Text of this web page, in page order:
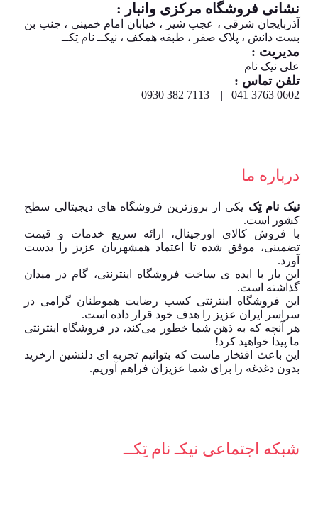
نشانی فروشگاه مرکزی وانبار :
آذربایجان شرقی ، عجب شیر ، خیابان امام خمینی ، جنب بن
بست دانش ، پلاک صفر ، طبقه همکف ، نیکــ نام تِکــ
مدیریت :
علی نیک نام
تلفن تماس :
0602 3763 041 | 7113 382 0930
درباره ما
نیک نام تِک یکی از بروزترین فروشگاه های دیجیتالی سطح
کشور است.
با فروش کالای اورجینال، ارائه سریع خدمات و قیمت
تضمینی، موفق شده تا اعتماد همشهریان عزیز را بدست
آورد.
این بار با ایده ی ساخت فروشگاه اینترنتی، گام در میدان
گذاشته است.
این فروشگاه اینترنتی کسب رضایت هموطنان گرامی در
سراسر ایران عزیز را هدف خود قرار داده است.
هر آنچه که به ذهن شما خطور می‌کند، در فروشگاه اینترنتی
ما پیدا خواهید کرد!
این باعث افتخار ماست که بتوانیم تجربه ای دلنشین ازخرید
بدون دغدغه را برای شما عزیزان فراهم آوریم.
شبکه‌ اجتماعی نیکـ نام تِکــ